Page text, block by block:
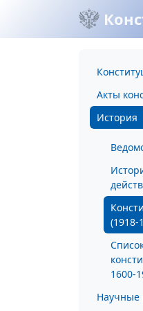
Акты
История
(1918-
1600-
Научные